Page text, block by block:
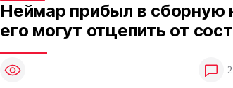
Неймар прибыл в сборную
его могут отцепить от
2